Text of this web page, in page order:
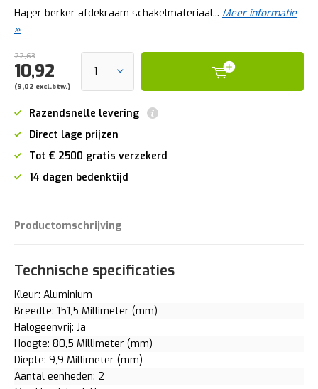
Hager berker afdekraam schakelmateriaal... Meer informatie
»
22,63
10,92
(9,02 excl.btw.)
Razendsnelle levering
Direct lage prijzen
Tot € 2500 gratis verzekerd
14 dagen bedenktijd
Productomschrijving
Technische specificaties
Kleur: Aluminium
Breedte: 151,5 Millimeter (mm)
Halogeenvrij: Ja
Hoogte: 80,5 Millimeter (mm)
Diepte: 9,9 Millimeter (mm)
Aantal eenheden: 2